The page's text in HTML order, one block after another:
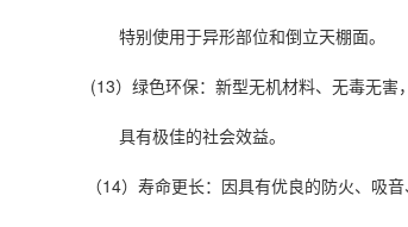
特别使用于异形部位和倒立天棚面。
(13）绿色环保：新型无机材料、无毒无害
具有极佳的社会效益。
（14）寿命更长：因具有优良的防火、吸